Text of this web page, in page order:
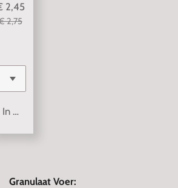
2,45
2,75
In winkelwagen
Granulaat Voer: